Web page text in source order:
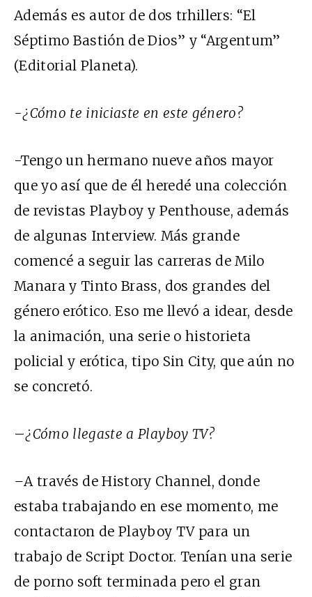
Además es autor de dos trhillers: “El
Séptimo Bastión de Dios” y “Argentum”
(Editorial Planeta).
-¿Cómo te iniciaste en este género?
-Tengo un hermano nueve años mayor
que yo así que de él heredé una colección
de revistas Playboy y Penthouse, además
de algunas Interview. Más grande
comencé a seguir las carreras de Milo
Manara y Tinto Brass, dos grandes del
género erótico. Eso me llevó a idear, desde
la animación, una serie o historieta
policial y erótica, tipo Sin City, que aún no
se concretó.
–¿Cómo llegaste a Playboy TV?
–A través de History Channel, donde
estaba trabajando en ese momento, me
contactaron de Playboy TV para un
trabajo de Script Doctor. Tenían una serie
de porno soft terminada pero el gran